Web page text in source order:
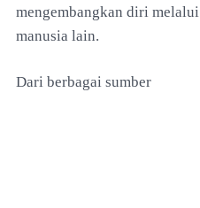
mengembangkan diri
manusia lain.
Dari berbagai sumber